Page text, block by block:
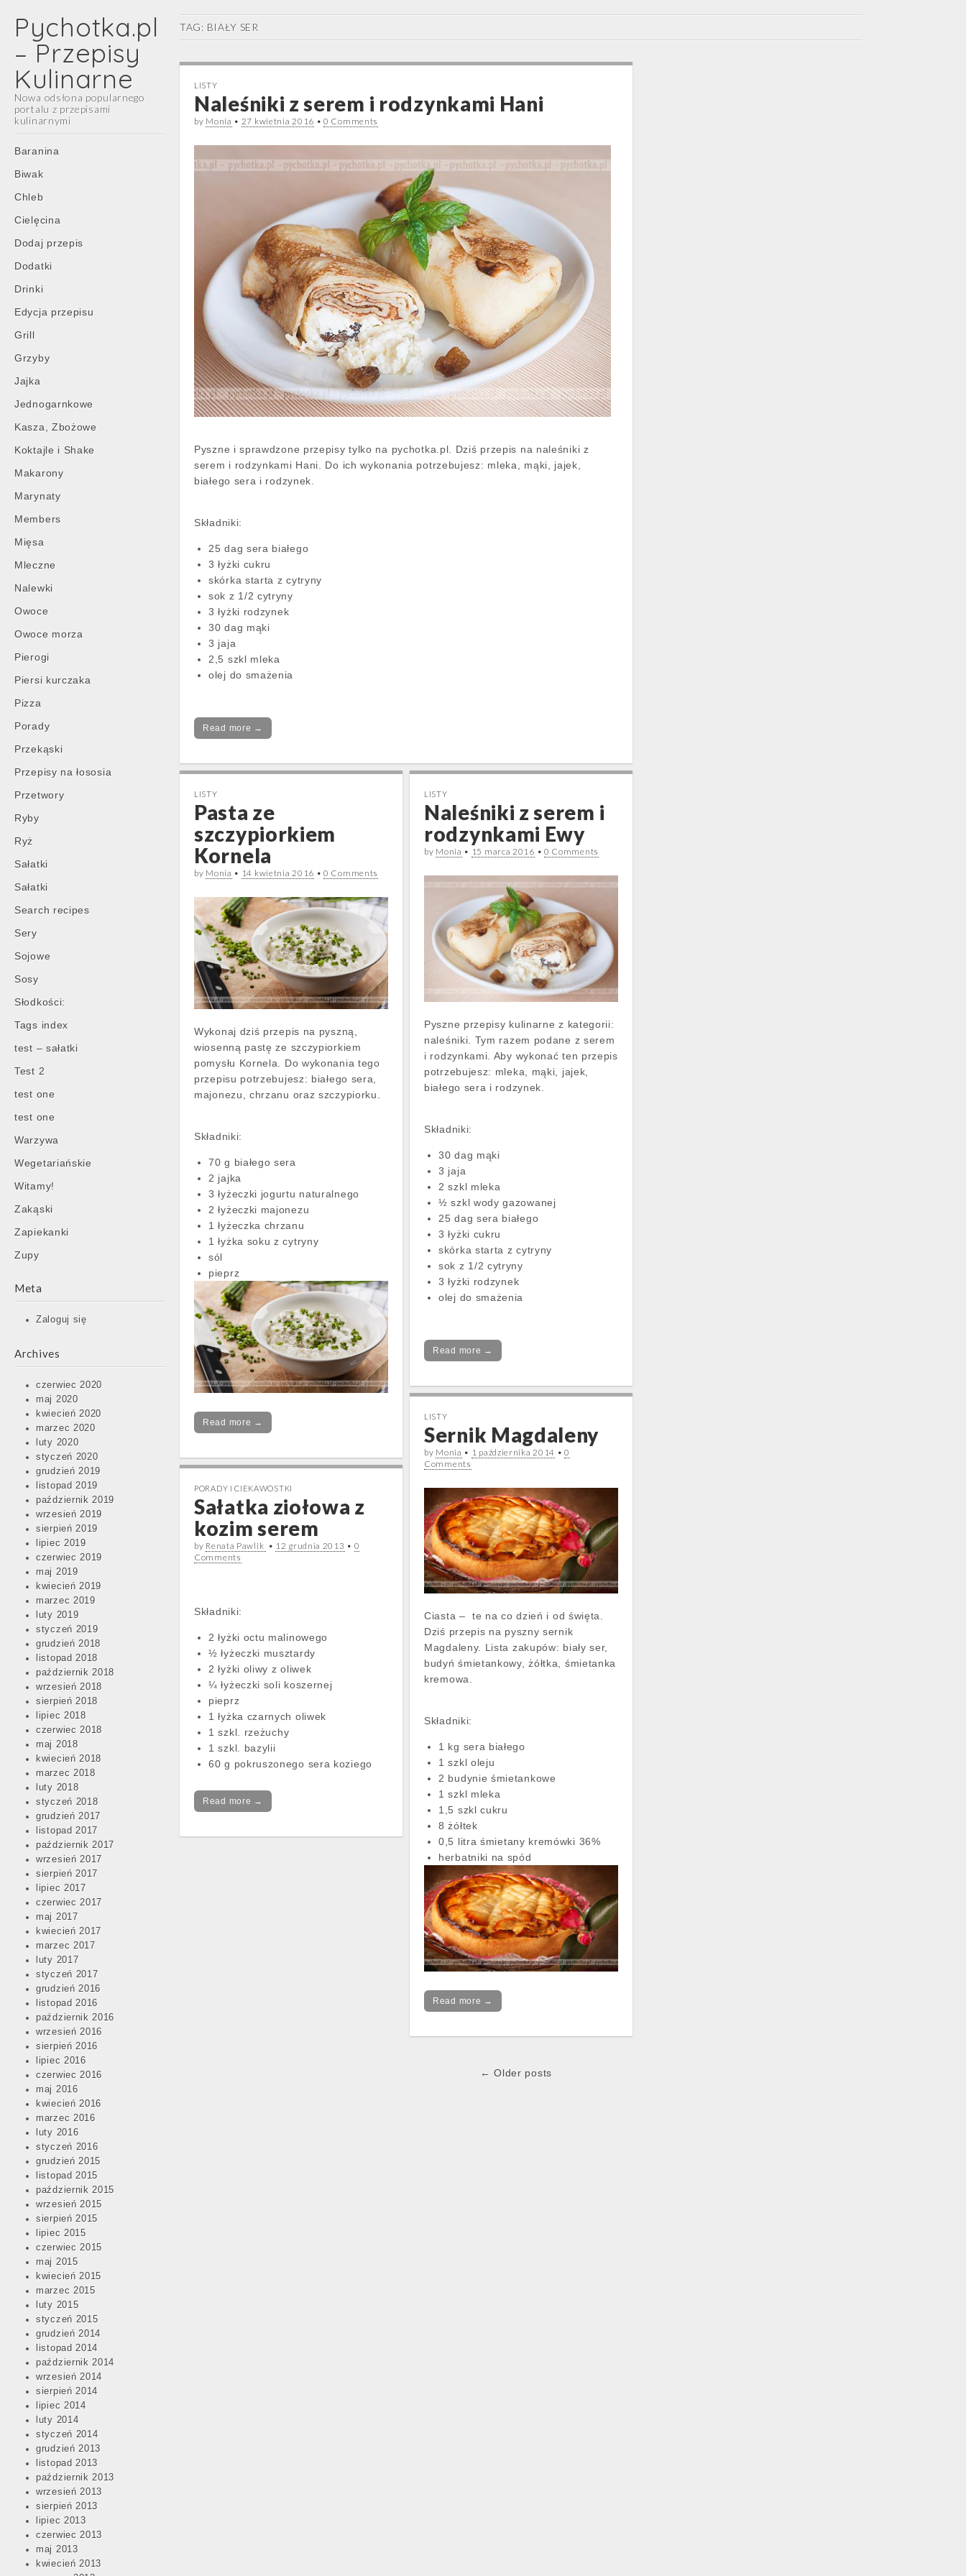
Pychotka.pl
– Przepisy
Kulinarne
Nowa odsłona popularnego
portalu z przepisami
kulinarnymi
Main
menu
Skip
content
Baranina
Biwak
Chleb
Cielęcina
Dodaj przepis
Dodatki
Drinki
Edycja przepisu
Grill
Grzyby
Jajka
Jednogarnkowe
Kasza, Zbożowe
Koktajle i Shake
Makarony
Marynaty
Members
Mięsa
Mleczne
Nalewki
Owoce
Owoce morza
Pierogi
Piersi kurczaka
Pizza
Porady
Przekąski
Przepisy na łososia
Przetwory
Ryby
Ryż
Sałatki
Sałatki
Search recipes
Sery
Sojowe
Sosy
Słodkości:
Tags index
test – sałatki
Test 2
test one
test one
Warzywa
Wegetariańskie
Witamy!
Zakąski
Zapiekanki
Zupy
Meta
Zaloguj się
Archives
czerwiec 2020
maj 2020
kwiecień 2020
marzec 2020
luty 2020
styczeń 2020
grudzień 2019
listopad 2019
październik 2019
wrzesień 2019
sierpień 2019
lipiec 2019
czerwiec 2019
maj 2019
kwiecień 2019
marzec 2019
luty 2019
styczeń 2019
grudzień 2018
listopad 2018
październik 2018
wrzesień 2018
sierpień 2018
lipiec 2018
czerwiec 2018
maj 2018
kwiecień 2018
marzec 2018
luty 2018
styczeń 2018
grudzień 2017
listopad 2017
październik 2017
wrzesień 2017
sierpień 2017
lipiec 2017
czerwiec 2017
maj 2017
kwiecień 2017
marzec 2017
luty 2017
styczeń 2017
grudzień 2016
listopad 2016
październik 2016
wrzesień 2016
sierpień 2016
lipiec 2016
czerwiec 2016
maj 2016
kwiecień 2016
marzec 2016
luty 2016
styczeń 2016
grudzień 2015
listopad 2015
październik 2015
wrzesień 2015
sierpień 2015
lipiec 2015
czerwiec 2015
maj 2015
kwiecień 2015
marzec 2015
luty 2015
styczeń 2015
grudzień 2014
listopad 2014
październik 2014
wrzesień 2014
sierpień 2014
lipiec 2014
luty 2014
styczeń 2014
grudzień 2013
listopad 2013
październik 2013
wrzesień 2013
sierpień 2013
lipiec 2013
czerwiec 2013
maj 2013
kwiecień 2013
TAG: BIAŁY SER
LISTY
Naleśniki z serem i rodzynkami Hani
by Monia • 27 kwietnia 2016 •0 Comments
Pyszne i sprawdzone przepisy tylko na pychotka.pl. Dziś przepis na naleśniki z
serem i rodzynkami Hani. Do ich wykonania potrzebujesz: mleka, mąki, jajek,
białego sera i rodzynek.
Składniki:
25 dag sera białego
3 łyżki cukru
skórka starta z cytryny
sok z 1/2 cytryny
3 łyżki rodzynek
30 dag mąki
3 jaja
2,5 szkl mleka
olej do smażenia
Read more →
LISTY
Pasta ze
szczypiorkiem
Kornela
by Monia • 14 kwietnia 2016 •0 Comments
Wykonaj dziś przepis na pyszną,
wiosenną pastę ze szczypiorkiem
pomysłu Kornela. Do wykonania tego
przepisu potrzebujesz: białego sera,
majonezu, chrzanu oraz szczypiorku.
Składniki:
70 g białego sera
2 jajka
3 łyżeczki jogurtu naturalnego
2 łyżeczki majonezu
1 łyżeczka chrzanu
1 łyżka soku z cytryny
sól
pieprz
Read more →
LISTY
Naleśniki z serem i
rodzynkami Ewy
by Monia • 15 marca 2016 • 0 Comments
Pyszne przepisy kulinarne z kategorii:
naleśniki. Tym razem podane z serem
i rodzynkami. Aby wykonać ten przepis
potrzebujesz: mleka, mąki, jajek,
białego sera i rodzynek.
Składniki:
30 dag mąki
3 jaja
2 szkl mleka
½ szkl wody gazowanej
25 dag sera białego
3 łyżki cukru
skórka starta z cytryny
sok z 1/2 cytryny
3 łyżki rodzynek
olej do smażenia
Read more →
LISTY
Sernik Magdaleny
by Monia • 1 października 2014 •0
Comments
Ciasta – te na co dzień i od święta.
Dziś przepis na pyszny sernik
Magdaleny. Lista zakupów: biały ser,
budyń śmietankowy, żółtka, śmietanka
kremowa.
Składniki:
1 kg sera białego
1 szkl oleju
2 budynie śmietankowe
1 szkl mleka
1,5 szkl cukru
8 żółtek
0,5 litra śmietany kremówki 36%
herbatniki na spód
Read more →
PORADY I CIEKAWOSTKI
Sałatka ziołowa z
kozim serem
by Renata Pawlik • 12 grudnia 2013 • 0
Comments
Składniki:
2 łyżki octu malinowego
½ łyżeczki musztardy
2 łyżki oliwy z oliwek
¼ łyżeczki soli koszernej
pieprz
1 łyżka czarnych oliwek
1 szkl. rzeżuchy
1 szkl. bazylii
60 g pokruszonego sera koziego
Read more →
← Older posts